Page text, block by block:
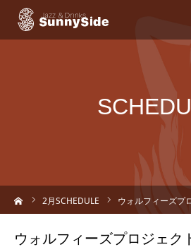
2月SCHEDULE ウォルフィーズプ
ウォルフィーズプロジェク